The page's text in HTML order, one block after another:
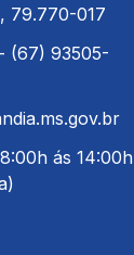
79.770-017
(67) 93505-
ás 14:00h